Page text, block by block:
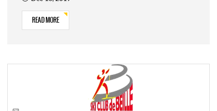
READ MORE